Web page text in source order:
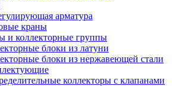
арматура
краны
и коллекторные группы
блоки из латуни
блоки из нержавеющей стали
коллекторы с клапанами